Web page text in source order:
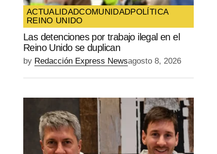
ACTUALIDADCOMUNIDADPOLÍTICA
REINO UNIDO
Las detenciones por trabajo ilegal en el
Reino Unido se duplican
by Redacción Express Newsagosto 8, 2026